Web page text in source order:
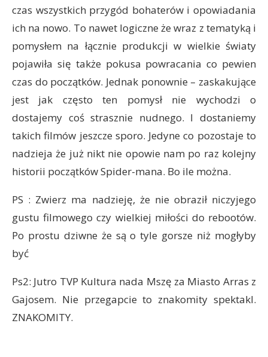
czas wszystkich przygód bohaterów i opowiadania
ich na nowo. To nawet logiczne że wraz z tematyką i
pomysłem na łącznie produkcji w wielkie światy
pojawiła się także pokusa powracania co pewien
czas do początków. Jednak ponownie – zaskakujące
jest jak często ten pomysł nie wychodzi o
dostajemy coś strasznie nudnego. I dostaniemy
takich filmów jeszcze sporo. Jedyne co pozostaje to
nadzieja że już nikt nie opowie nam po raz kolejny
historii początków Spider-mana. Bo ile można.
PS : Zwierz ma nadzieję, że nie obraził niczyjego
gustu filmowego czy wielkiej miłości do rebootów.
Po prostu dziwne że są o tyle gorsze niż mogłyby
być
Ps2: Jutro TVP Kultura nada Mszę za Miasto Arras z
Gajosem. Nie przegapcie to znakomity spektakl.
ZNAKOMITY.